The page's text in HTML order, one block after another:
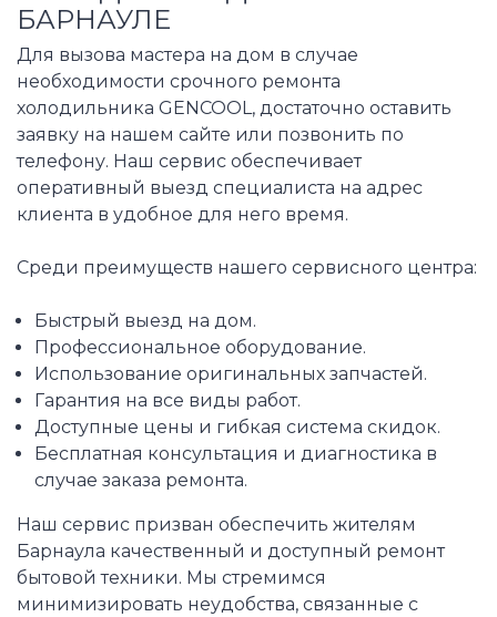
БАРНАУЛЕ
Для вызова мастера на дом в случае
необходимости срочного ремонта
холодильника GENCOOL, достаточно оставить
заявку на нашем сайте или позвонить по
телефону. Наш сервис обеспечивает
оперативный выезд специалиста на адрес
клиента в удобное для него время.
Среди преимуществ нашего сервисного центра:
Быстрый выезд на дом.
Профессиональное оборудование.
Использование оригинальных запчастей.
Гарантия на все виды работ.
Доступные цены и гибкая система скидок.
Бесплатная консультация и диагностика в
случае заказа ремонта.
Наш сервис призван обеспечить жителям
Барнаула качественный и доступный ремонт
бытовой техники. Мы стремимся
минимизировать неудобства, связанные с